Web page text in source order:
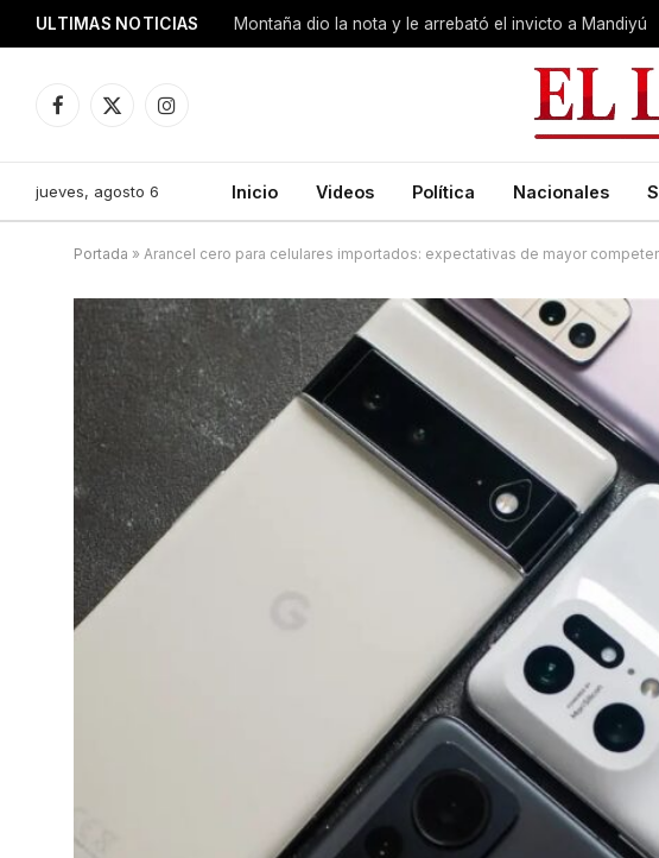
ULTIMAS NOTICIAS Montaña dio la nota y le arrebató el invicto a Mandiyú
Facebook
X
Instagram
jueves, agosto 6 Inicio Videos Política Nacionales
Portada » Arancel cero para celulares importados: expectativas de mayor